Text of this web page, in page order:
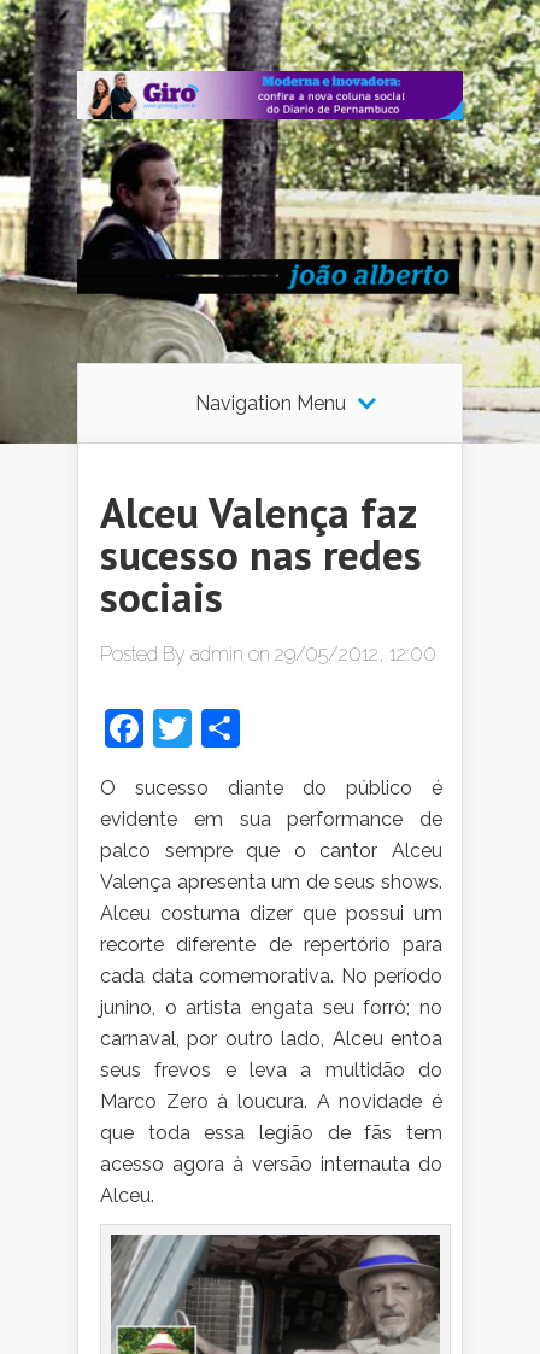
Navigation Menu
Alceu Valença faz
sucesso nas redes
sociais
Posted By admin on 29/05/2012, 12:00
Facebook
Twitter
O sucesso diante do público é
evidente em sua performance de
palco sempre que o cantor Alceu
Valença apresenta um de seus shows.
Alceu costuma dizer que possui um
recorte diferente de repertório para
cada data comemorativa. No período
junino, o artista engata seu forró; no
carnaval, por outro lado, Alceu entoa
seus frevos e leva a multidão do
Marco Zero à loucura. A novidade é
que toda essa legião de fãs tem
acesso agora à versão internauta do
Alceu.